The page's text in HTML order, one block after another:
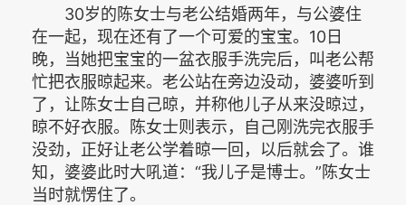
30岁的陈女士与老公结婚两年，与公婆住
在一起，现在还有了一个可爱的宝宝。10日
晚，当她把宝宝的一盆衣服手洗完后，叫老公帮
忙把衣服晾起来。老公站在旁边没动，婆婆听到
了，让陈女士自己晾，并称他儿子从来没晾过，
晾不好衣服。陈女士则表示，自己刚洗完衣服手
没劲，正好让老公学着晾一回，以后就会了。谁
知，婆婆此时大吼道：“我儿子是博士。”陈女士
当时就愣住了。